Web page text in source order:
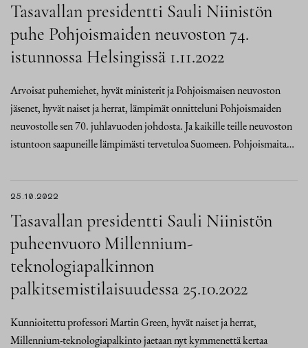
Tasavallan presidentti Sauli Niinistön
puhe Pohjoismaiden neuvoston 74.
istunnossa Helsingissä 1.11.2022
Arvoisat puhemiehet, hyvät ministerit ja Pohjoismaisen neuvoston
jäsenet, hyvät naiset ja herrat, lämpimät onnitteluni Pohjoismaiden
neuvostolle sen 70. juhlavuoden johdosta. Ja kaikille teille neuvoston
istuntoon saapuneille lämpimästi tervetuloa Suomeen. Pohjoismaita…
25.10.2022
Tasavallan presidentti Sauli Niinistön
puheenvuoro Millennium-
teknologiapalkinnon
palkitsemistilaisuudessa 25.10.2022
Kunnioitettu professori Martin Green, hyvät naiset ja herrat,
Millennium-teknologiapalkinto jaetaan nyt kymmenettä kertaa